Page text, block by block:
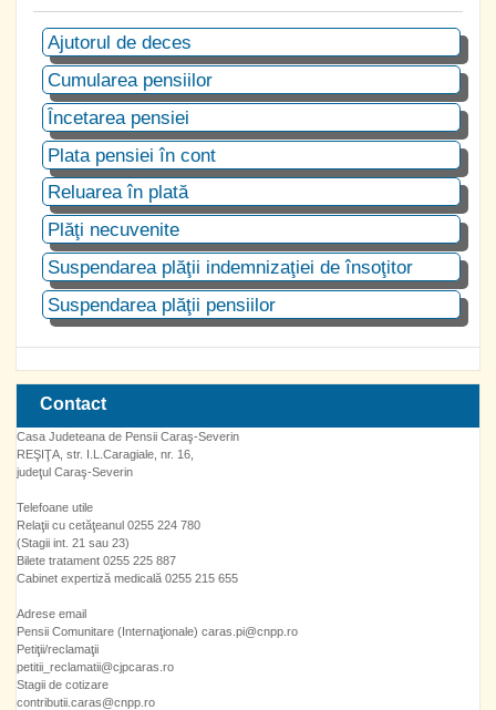
Ajutorul de deces
Cumularea pensiilor
Încetarea pensiei
Plata pensiei în cont
Reluarea în plată
Plăţi necuvenite
Suspendarea plăţii indemnizaţiei de însoţitor
Suspendarea plăţii pensiilor
Contact
Casa Judeteana de Pensii Caraş-Severin
REŞIŢA, str. I.L.Caragiale, nr. 16,
judeţul Caraş-Severin
Telefoane utile
Relaţii cu cetăţeanul 0255 224 780
(Stagii int. 21 sau 23)
Bilete tratament 0255 225 887
Cabinet expertiză medicală 0255 215 655
Adrese email
Pensii Comunitare (Internaţionale) caras.pi@cnpp.ro
Petiţii/reclamaţii
petitii_reclamatii@cjpcaras.ro
Stagii de cotizare
contributii.caras@cnpp.ro